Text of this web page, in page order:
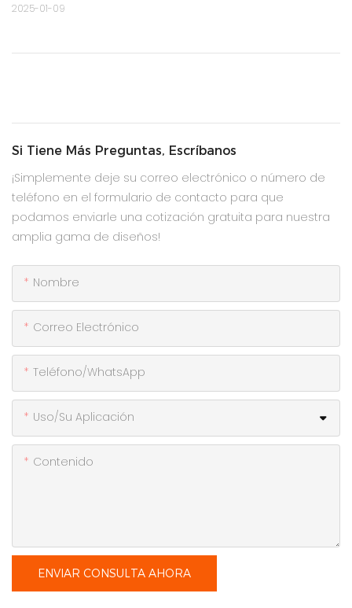
2025-01-09
Si Tiene Más Preguntas, Escríbanos
¡Simplemente deje su correo electrónico o número de
teléfono en el formulario de contacto para que
podamos enviarle una cotización gratuita para nuestra
amplia gama de diseños!
Nombre
Correo Electrónico
Teléfono/WhatsApp
Uso/Su Aplicación
Contenido
ENVIAR CONSULTA AHORA